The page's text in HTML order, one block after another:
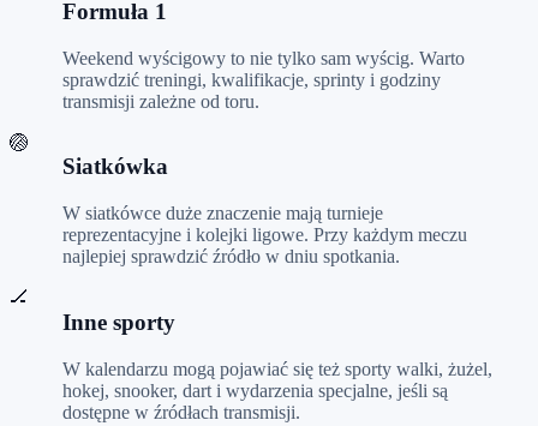
Formuła 1
Weekend wyścigowy to nie tylko sam wyścig. Warto
sprawdzić treningi, kwalifikacje, sprinty i godziny
transmisji zależne od toru.
🏐
Siatkówka
W siatkówce duże znaczenie mają turnieje
reprezentacyjne i kolejki ligowe. Przy każdym meczu
najlepiej sprawdzić źródło w dniu spotkania.
🏒
Inne sporty
W kalendarzu mogą pojawiać się też sporty walki, żużel,
hokej, snooker, dart i wydarzenia specjalne, jeśli są
dostępne w źródłach transmisji.